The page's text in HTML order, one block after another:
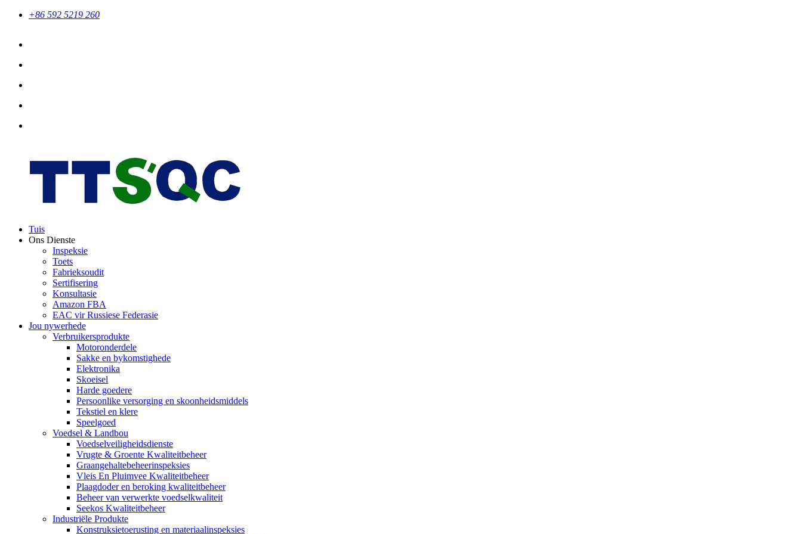
+86 592 5219 260
Tuis
Ons Dienste
Inspeksie
Toets
Fabrieksoudit
Sertifisering
Konsultasie
Amazon FBA
EAC vir Russiese Federasie
Jou nywerhede
Verbruikersprodukte
Motoronderdele
Sakke en bykomstighede
Elektronika
Skoeisel
Harde goedere
Persoonlike versorging en skoonheidsmiddels
Tekstiel en klere
Speelgoed
Voedsel & Landbou
Voedselveiligheidsdienste
Vrugte & Groente Kwaliteitbeheer
Graangehaltebeheerinspeksies
Vleis En Pluimvee Kwaliteitbeheer
Plaagdoder en beroking kwaliteitbeheer
Beheer van verwerkte voedselkwaliteit
Seekos Kwaliteitbeheer
Industriële Produkte
Konstruksietoerusting en materiaalinspeksies